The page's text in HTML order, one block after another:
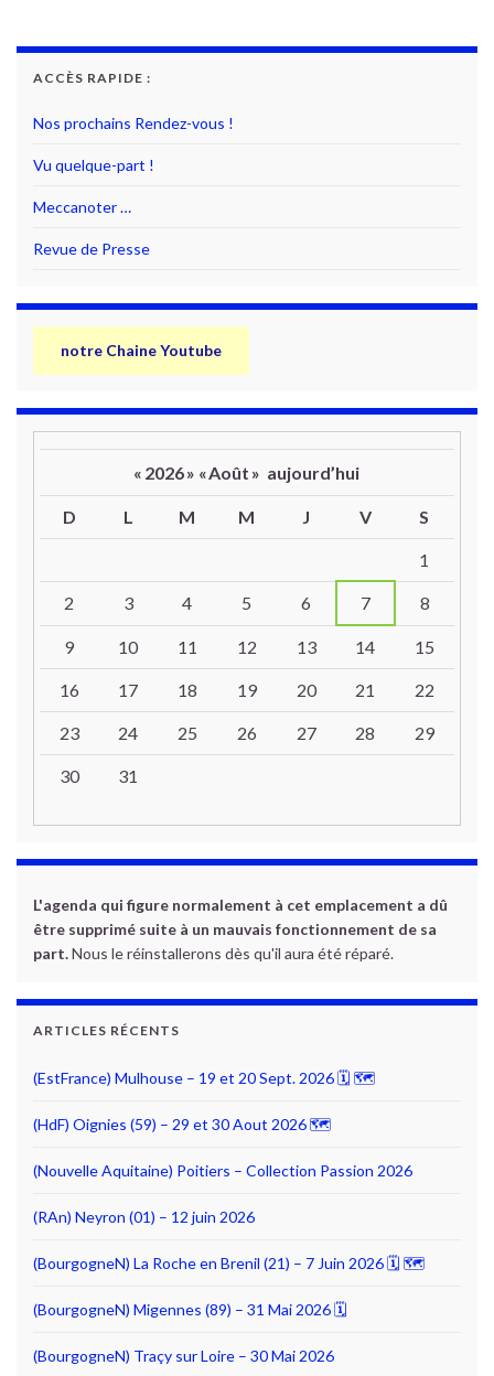
ACCÈS RAPIDE :
Nos prochains Rendez-vous !
Vu quelque-part !
Meccanoter …
Revue de Presse
notre Chaine Youtube
« 2026» «Août » aujourd’hui
D L M M J V S
1
2 3 4 5 6 7 8
9 10 11 12 13 14 15
16 17 18 19 20 21 22
23 24 25 26 27 28 29
30 31
L'agenda qui figure normalement à cet emplacement a dû
être supprimé suite à un mauvais fonctionnement de sa
part.Nous le réinstallerons dès qu'il aura été réparé.
ARTICLES RÉCENTS
(EstFrance) Mulhouse – 19 et 20 Sept. 2026 🗓 🗺
(HdF) Oignies (59) – 29 et 30 Aout 2026 🗺
(Nouvelle Aquitaine) Poitiers – Collection Passion 2026
(RAn) Neyron (01) – 12 juin 2026
(BourgogneN) La Roche en Brenil (21) – 7 Juin 2026 🗓 🗺
(BourgogneN) Migennes (89) – 31 Mai 2026 🗓
(BourgogneN) Traçy sur Loire – 30 Mai 2026